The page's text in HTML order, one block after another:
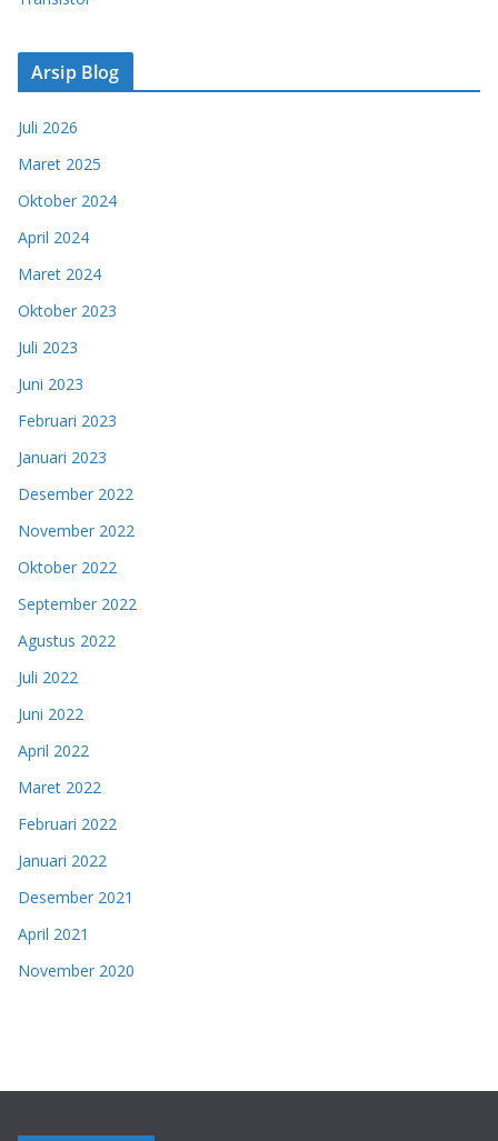
Arsip Blog
Juli 2026
Maret 2025
Oktober 2024
April 2024
Maret 2024
Oktober 2023
Juli 2023
Juni 2023
Februari 2023
Januari 2023
Desember 2022
November 2022
Oktober 2022
September 2022
Agustus 2022
Juli 2022
Juni 2022
April 2022
Maret 2022
Februari 2022
Januari 2022
Desember 2021
April 2021
November 2020